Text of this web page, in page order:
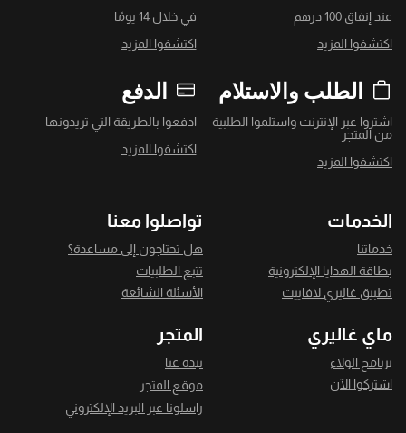
عند إنفاق 100 درهم
اكتشفوا المزيد
في خلال 14 يومًا
اكتشفوا المزيد
الطلب والاستلام
اشتروا عبر الإنترنت واستلموا الطلبية
من المتجر
اكتشفوا المزيد
الدفع
ادفعوا بالطريقة التي تريدونها
اكتشفوا المزيد
الخدمات
خدماتنا
بطاقة الهدايا الإلكترونية
تطبيق غاليري لافاييت
تواصلوا معنا
هل تحتاجون إلى مساعدة؟
تتبع الطلبيات
الأسئلة الشائعة
ماي غاليري
برنامج الولاء
اشتركوا الآن
المتجر
نبذة عنا
موقع المتجر
راسلونا عبر البريد الإلكتروني